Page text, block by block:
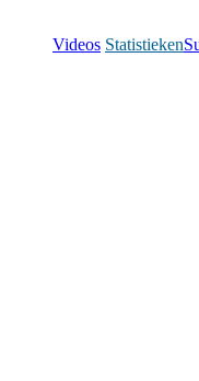
Videos Statistieken